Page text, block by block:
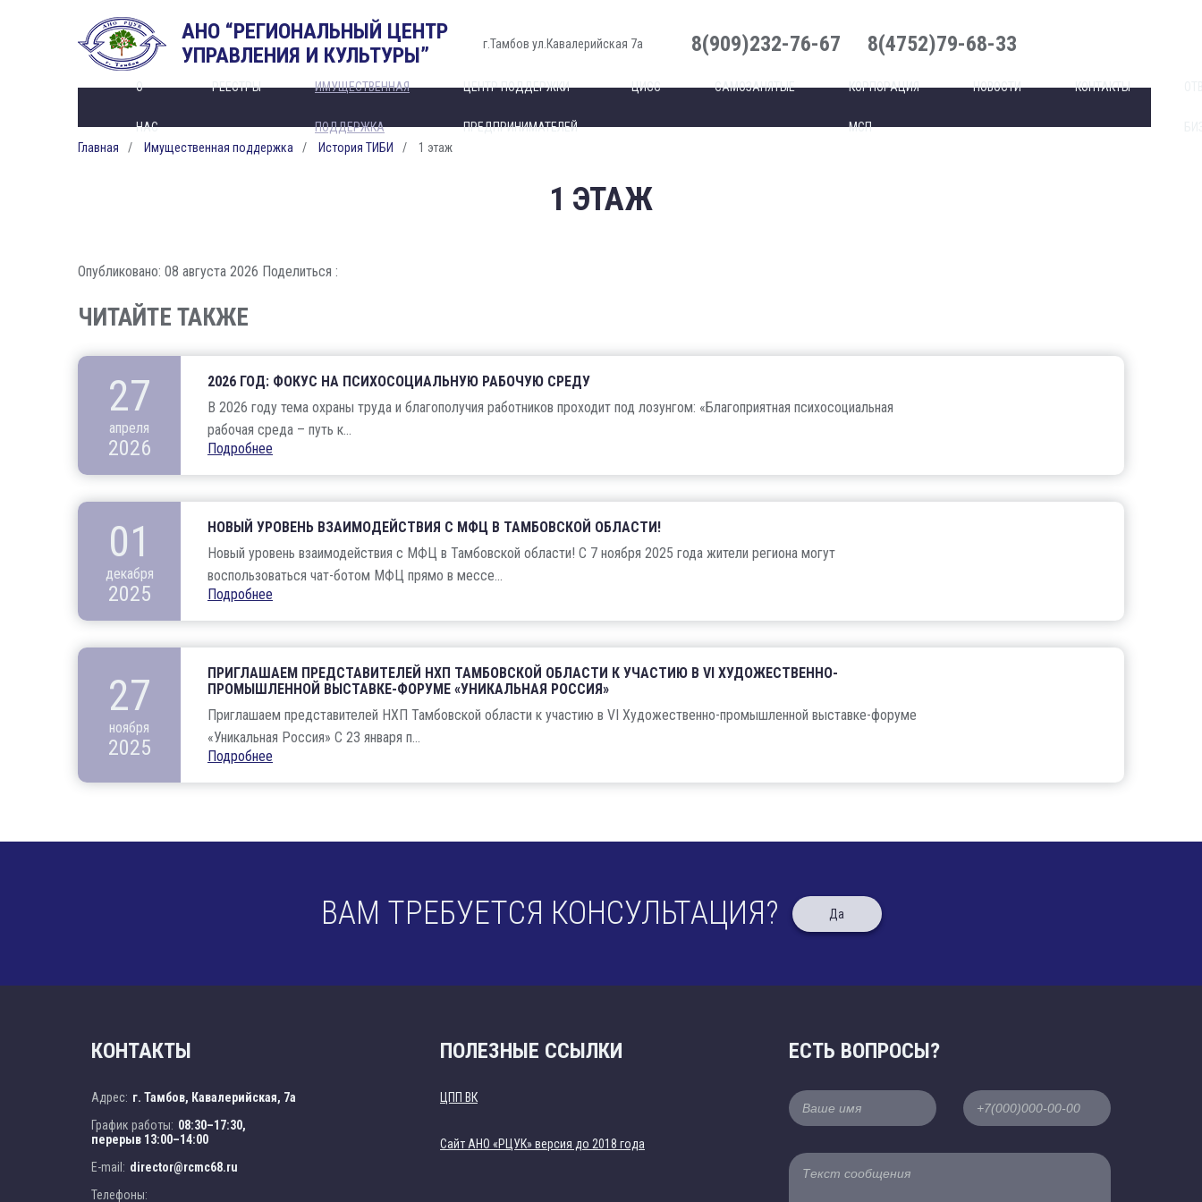
АНО “РЕГИОНАЛЬНЫЙ ЦЕНТР
УПРАВЛЕНИЯ И КУЛЬТУРЫ”
г.Тамбов ул.Кавалерийская 7а 8(909)232-76-67 8(4752)79-68-33
О
НАС
РЕЕСТРЫ ИМУЩЕСТВЕННАЯ
ПОДДЕРЖКА
ЦЕНТР ПОДДЕРЖКИ
ПРЕДПРИНИМАТЕЛЕЙ
ЦИСС САМОЗАНЯТЫЕ КОРПОРАЦИЯ
МСП
НОВОСТИ КОНТАКТЫ
Главная
Имущественная поддержка История ТИБИ 1 этаж
1 ЭТАЖ
Опубликовано: 08 августа 2026 Поделиться :
ЧИТАЙТЕ ТАКЖЕ
27
апреля
2026
2026 ГОД: ФОКУС НА ПСИХОСОЦИАЛЬНУЮ РАБОЧУЮ СРЕДУ
В 2026 году тема охраны труда и благополучия работников проходит под лозунгом: «Благоприятная психосоциальная
рабочая среда – путь к...
Подробнее
01
декабря
2025
НОВЫЙ УРОВЕНЬ ВЗАИМОДЕЙСТВИЯ С МФЦ В ТАМБОВСКОЙ ОБЛАСТИ!
Новый уровень взаимодействия с МФЦ в Тамбовской области! С 7 ноября 2025 года жители региона могут
воспользоваться чат-ботом МФЦ прямо в мессе...
Подробнее
27
ноября
2025
ПРИГЛАШАЕМ ПРЕДСТАВИТЕЛЕЙ НХП ТАМБОВСКОЙ ОБЛАСТИ К УЧАСТИЮ В VI ХУДОЖЕСТВЕННО-
ПРОМЫШЛЕННОЙ ВЫСТАВКЕ-ФОРУМЕ «УНИКАЛЬНАЯ РОССИЯ»
Приглашаем представителей НХП Тамбовской области к участию в VI Художественно-промышленной выставке-форуме
«Уникальная Россия» С 23 января п...
Подробнее
ВАМ ТРЕБУЕТСЯ КОНСУЛЬТАЦИЯ? Да
КОНТАКТЫ
Адрес: г. Тамбов, Кавалерийская, 7а
График работы: 08:30–17:30,
перерыв 13:00–14:00
E-mail: director@rcmc68.ru
Телефоны:
ПОЛЕЗНЫЕ ССЫЛКИ
ЦПП ВК
Cайт АНО «РЦУК» версия до 2018 года
ЕСТЬ ВОПРОСЫ?